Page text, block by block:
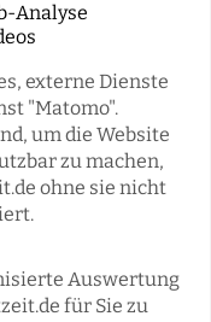
Analyse
externe Dienste
"Matomo".
um die Website
zu machen,
ohne sie nicht
Auswertung
für Sie zu